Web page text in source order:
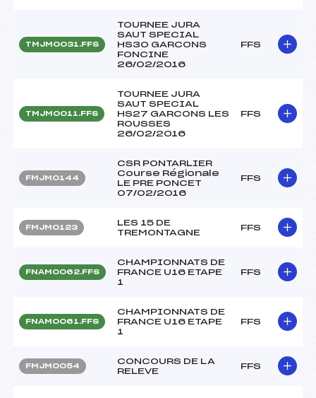
TMJM0031.FFS
TOURNEE JURA
SAUT SPECIAL
HS30 GARCONS
FONCINE
26/02/2016
FFS
TMJM0011.FFS
TOURNEE JURA
SAUT SPECIAL
HS27 GARCONS LES
ROUSSES
26/02/2016
FFS
FMJM0144
CSR PONTARLIER
Course Régionale
LE PRE PONCET
07/02/2016
FFS
FMJM0123
LES 15 DE
TREMONTAGNE
FFS
FNAM0062.FFS
CHAMPIONNATS DE
FRANCE U16 ETAPE
1
FFS
FNAM0061.FFS
CHAMPIONNATS DE
FRANCE U16 ETAPE
1
FFS
FMJM0054
CONCOURS DE LA
RELEVE
FFS